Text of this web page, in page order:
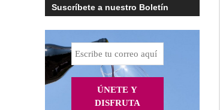
Suscríbete a nuestro Boletín